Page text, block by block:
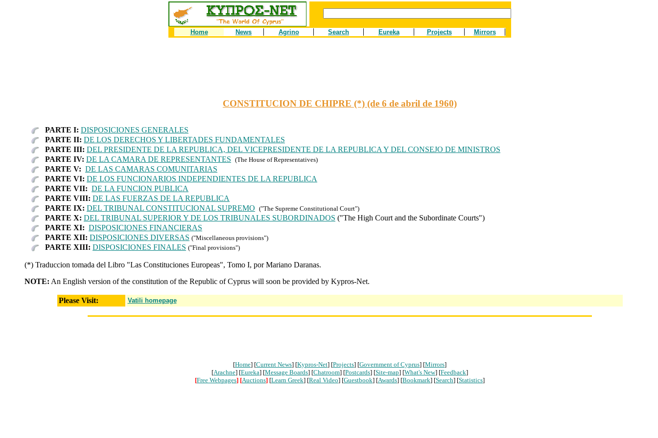
Home News Agrino Search Eureka Projects Mirrors
CONSTITUCION DE CHIPRE (*) (de 6 de abril de 1960)
PARTE I: DISPOSICIONES GENERALES
PARTE II: DE LOS DERECHOS Y LIBERTADES FUNDAMENTALES
PARTE III: DEL PRESIDENTE DE LA REPUBLICA, DEL VICEPRESIDENTE DE LA REPUBLICA Y DEL CONSEJO DE MINISTROS
PARTE IV: DE LA CAMARA DE REPRESENTANTES (The House of Representatives)
PARTE V: DE LAS CAMARAS COMUNITARIAS
PARTE VI: DE LOS FUNCIONARIOS INDEPENDIENTES DE LA REPUBLICA
PARTE VII: DE LA FUNCION PUBLICA
PARTE VIII: DE LAS FUERZAS DE LA REPUBLICA
PARTE IX: DEL TRIBUNAL CONSTITUCIONAL SUPREMO ("The Supreme Constitutional Court")
PARTE X: DEL TRIBUNAL SUPERIOR Y DE LOS TRIBUNALES SUBORDINADOS ("The High Court and the Subordinate Courts")
PARTE XI: DISPOSICIONES FINANCIERAS
PARTE XII: DISPOSICIONES DIVERSAS ("Miscellaneous provisions")
PARTE XIII: DISPOSICIONES FINALES ("Final provisions")
(*) Traduccion tomada del Libro "Las Constituciones Europeas", Tomo I, por Mariano Daranas.
NOTE: An English version of the constitution of the Republic of Cyprus will soon be provided by Kypros-Net.
Please Visit: Vatili homepage
[Home] [Current News] [Kypros-Net] [Projects] [Government of Cyprus] [Mirrors]
[Arachne] [Eureka] [Message Boards] [Chatroom] [Postcards] [Site-map] [What's New] [Feedback]
[Free Webpages] [Auctions] [Learn Greek] [Real Video] [Guestbook] [Awards] [Bookmark] [Search] [Statistics]